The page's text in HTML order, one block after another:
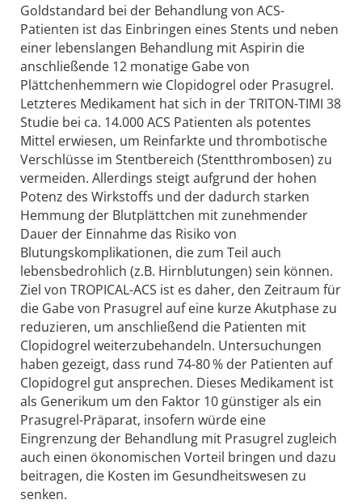
Goldstandard bei der Behandlung von ACS-
Patienten ist das Einbringen eines Stents und neben
einer lebenslangen Behandlung mit Aspirin die
anschließende 12 monatige Gabe von
Plättchenhemmern wie Clopidogrel oder Prasugrel.
Letzteres Medikament hat sich in der TRITON-TIMI 38
Studie bei ca. 14.000 ACS Patienten als potentes
Mittel erwiesen, um Reinfarkte und thrombotische
Verschlüsse im Stentbereich (Stentthrombosen) zu
vermeiden. Allerdings steigt aufgrund der hohen
Potenz des Wirkstoffs und der dadurch starken
Hemmung der Blutplättchen mit zunehmender
Dauer der Einnahme das Risiko von
Blutungskomplikationen, die zum Teil auch
lebensbedrohlich (z.B. Hirnblutungen) sein können.
Ziel von TROPICAL-ACS ist es daher, den Zeitraum für
die Gabe von Prasugrel auf eine kurze Akutphase zu
reduzieren, um anschließend die Patienten mit
Clopidogrel weiterzubehandeln. Untersuchungen
haben gezeigt, dass rund 74-80 % der Patienten auf
Clopidogrel gut ansprechen. Dieses Medikament ist
als Generikum um den Faktor 10 günstiger als ein
Prasugrel-Präparat, insofern würde eine
Eingrenzung der Behandlung mit Prasugrel zugleich
auch einen ökonomischen Vorteil bringen und dazu
beitragen, die Kosten im Gesundheitswesen zu
senken.